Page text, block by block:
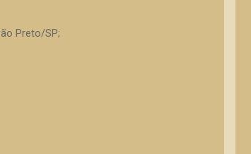
Preto/SP;